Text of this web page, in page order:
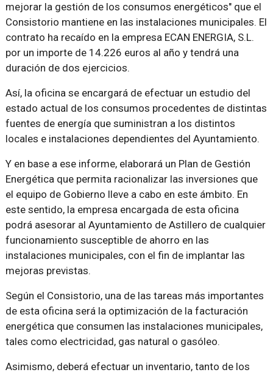
mejorar la gestión de los consumos energéticos" que el
Consistorio mantiene en las instalaciones municipales. El
contrato ha recaído en la empresa ECAN ENERGIA, S.L.
por un importe de 14.226 euros al año y tendrá una
duración de dos ejercicios.
Así, la oficina se encargará de efectuar un estudio del
estado actual de los consumos procedentes de distintas
fuentes de energía que suministran a los distintos
locales e instalaciones dependientes del Ayuntamiento.
Y en base a ese informe, elaborará un Plan de Gestión
Energética que permita racionalizar las inversiones que
el equipo de Gobierno lleve a cabo en este ámbito. En
este sentido, la empresa encargada de esta oficina
podrá asesorar al Ayuntamiento de Astillero de cualquier
funcionamiento susceptible de ahorro en las
instalaciones municipales, con el fin de implantar las
mejoras previstas.
Según el Consistorio, una de las tareas más importantes
de esta oficina será la optimización de la facturación
energética que consumen las instalaciones municipales,
tales como electricidad, gas natural o gasóleo.
Asimismo, deberá efectuar un inventario, tanto de los